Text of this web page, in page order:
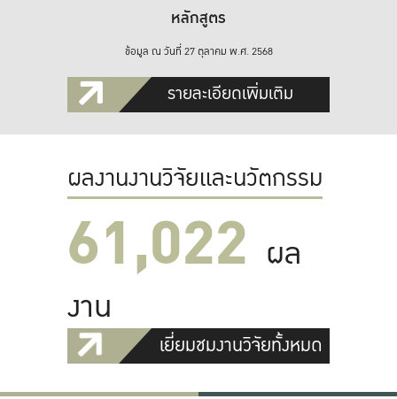
หลักสูตร
ข้อมูล ณ วันที่ 27 ตุลาคม พ.ศ. 2568
รายละเอียดเพิ่มเติม
ผลงานงานวิจัยและนวัตกรรม
61,022 ผล
งาน
เยี่ยมชมงานวิจัยทั้งหมด